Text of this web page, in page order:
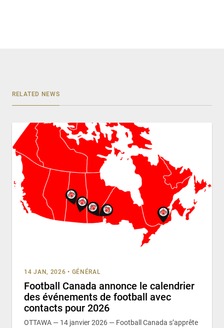
RELATED NEWS
14 JAN, 2026 • GÉNÉRAL
Football Canada annonce le calendrier
des événements de football avec
contacts pour 2026
OTTAWA — 14 janvier 2026 — Football Canada s’apprête